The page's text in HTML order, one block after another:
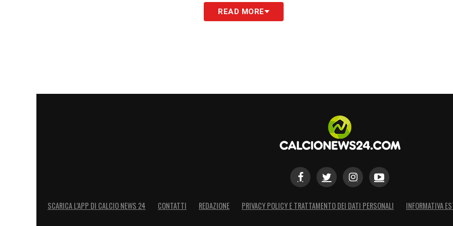
READ MORE
SCARICA L’APP DI CALCIO NEWS 24 CONTATTI REDAZIONE PRIVACY POLICY E TRATTAMENTO DEI DATI PERSONALI INFORMATIVA